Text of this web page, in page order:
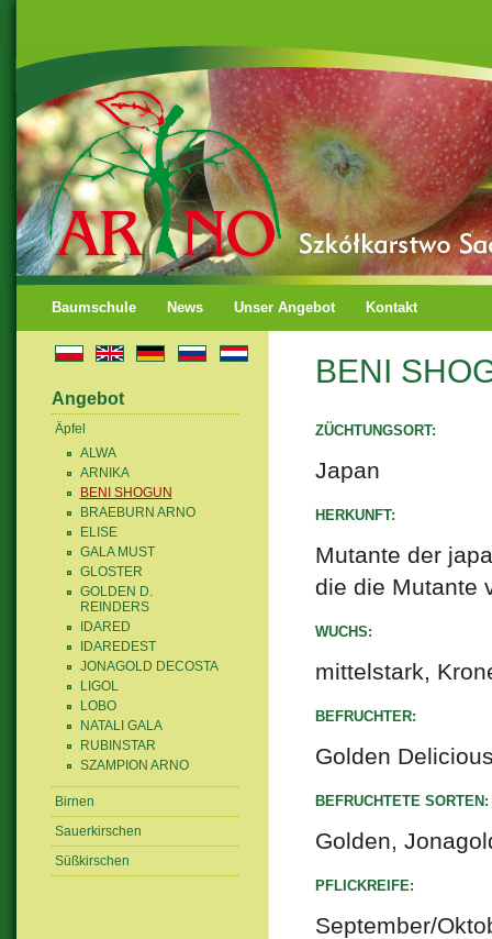
Baumschule News Unser Angebot Kontakt
Angebot
Äpfel
ALWA
ARNIKA
BENI SHOGUN
BRAEBURN ARNO
ELISE
GALA MUST
GLOSTER
GOLDEN D.
REINDERS
IDARED
IDAREDEST
JONAGOLD DECOSTA
LIGOL
LOBO
NATALI GALA
RUBINSTAR
SZAMPION ARNO
Birnen
Sauerkirschen
Süßkirschen
BENI
ZÜCHTUNGSORT:
Japan
HERKUNFT:
Mutante der
die die Mutante
WUCHS:
mittelstark,
BEFRUCHTER:
Golden
BEFRUCHTETE SORTEN:
Golden,
PFLICKREIFE:
September/